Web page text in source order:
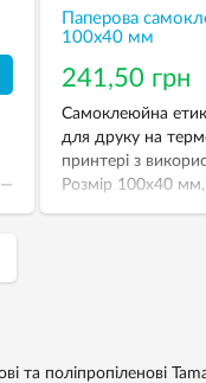
—
Паперова
100х40 мм
241,50 грн
Самоклеюйна
для друку на
принтері з
Розмір 100х40
та поліпропіленові